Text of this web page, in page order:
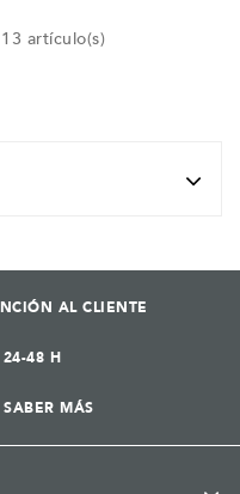
artículo(s)
AL CLIENTE
24-48 H
MÁS